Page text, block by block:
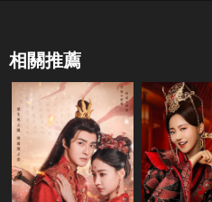
相關推薦